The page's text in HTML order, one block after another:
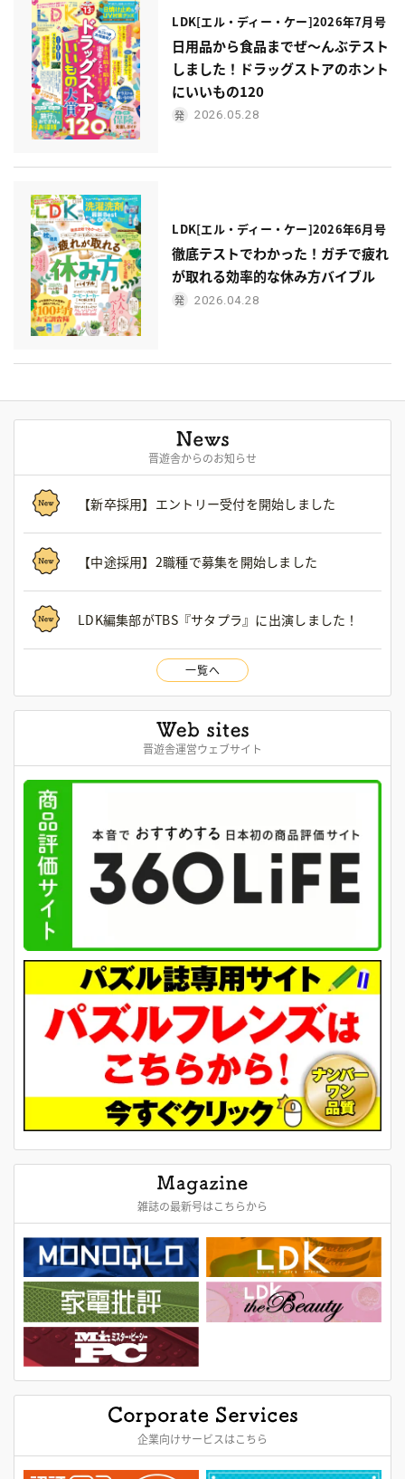
LDK[エル・ディー・ケー]2026年7月号
日用品から食品までぜ〜んぶテスト
しました！ドラッグストアのホント
にいいもの120
2026.05.28
LDK[エル・ディー・ケー]2026年6月号
徹底テストでわかった！ガチで疲れ
が取れる効率的な休み方バイブル
2026.04.28
晋遊舎からのお知らせ
【新卒採用】エントリー受付を開始しました
【中途採用】2職種で募集を開始しました
LDK編集部がTBS『サタプラ』に出演しました！
一覧へ
晋遊舎運営ウェブサイト
雑誌の最新号はこちらから
企業向けサービスはこちら